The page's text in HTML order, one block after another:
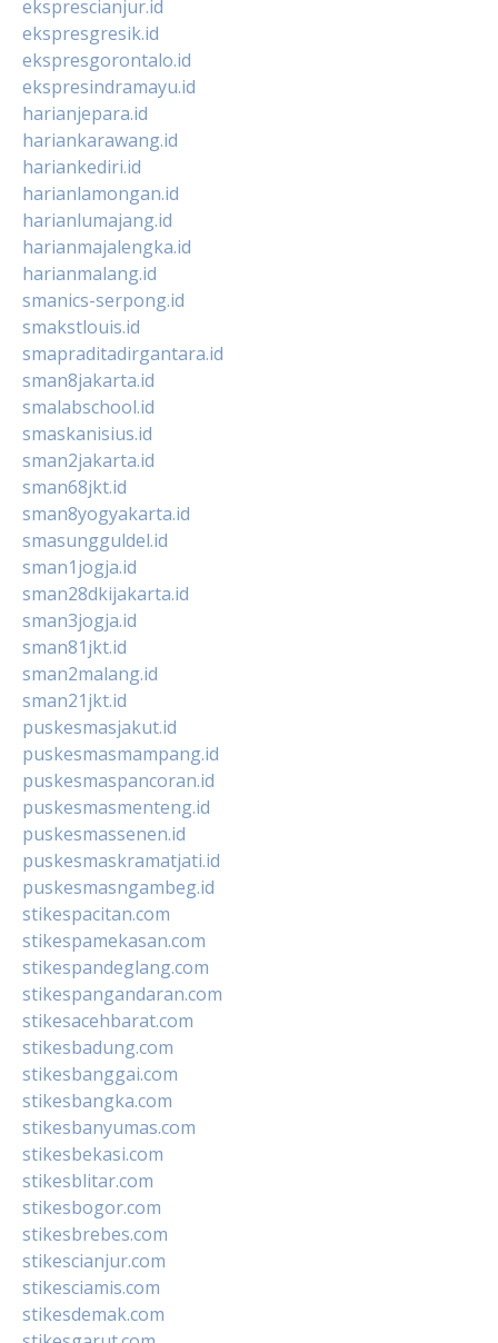
eksprescianjur.id
ekspresgresik.id
ekspresgorontalo.id
ekspresindramayu.id
harianjepara.id
hariankarawang.id
hariankediri.id
harianlamongan.id
harianlumajang.id
harianmajalengka.id
harianmalang.id
smanics-serpong.id
smakstlouis.id
smapraditadirgantara.id
sman8jakarta.id
smalabschool.id
smaskanisius.id
sman2jakarta.id
sman68jkt.id
sman8yogyakarta.id
smasungguldel.id
sman1jogja.id
sman28dkijakarta.id
sman3jogja.id
sman81jkt.id
sman2malang.id
sman21jkt.id
puskesmasjakut.id
puskesmasmampang.id
puskesmaspancoran.id
puskesmasmenteng.id
puskesmassenen.id
puskesmaskramatjati.id
puskesmasngambeg.id
stikespacitan.com
stikespamekasan.com
stikespandeglang.com
stikespangandaran.com
stikesacehbarat.com
stikesbadung.com
stikesbanggai.com
stikesbangka.com
stikesbanyumas.com
stikesbekasi.com
stikesblitar.com
stikesbogor.com
stikesbrebes.com
stikescianjur.com
stikesciamis.com
stikesdemak.com